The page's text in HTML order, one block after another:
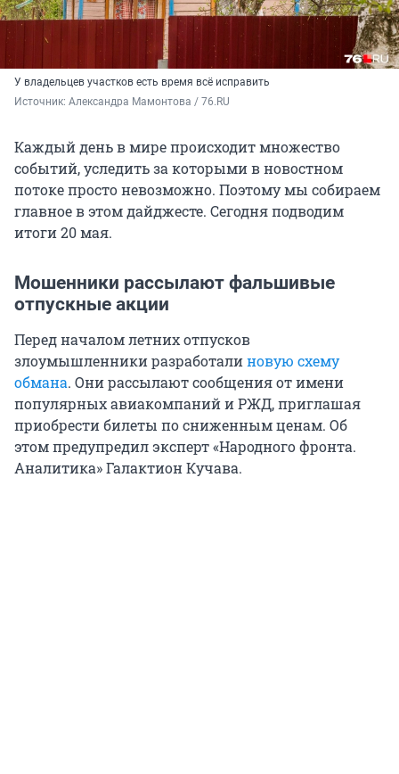
У владельцев участков есть время всё исправить
Источник: Александра Мамонтова / 76.RU
Каждый день в мире происходит множество
событий, уследить за которыми в новостном
потоке просто невозможно. Поэтому мы собираем
главное в этом дайджесте. Сегодня подводим
итоги 20 мая.
Мошенники рассылают фальшивые
отпускные акции
Перед началом летних отпусков
злоумышленники разработалиновую схему
обмана. Они рассылают сообщения от имени
популярных авиакомпаний и РЖД, приглашая
приобрести билеты по сниженным ценам. Об
этом предупредил эксперт «Народного фронта.
Аналитика» Галактион Кучава.